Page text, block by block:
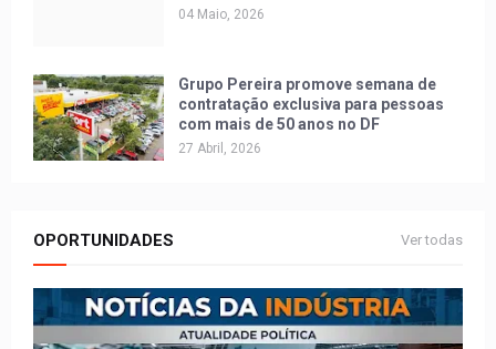
04 Maio, 2026
Grupo Pereira promove semana de
contratação exclusiva para pessoas
com mais de 50 anos no DF
27 Abril, 2026
OPORTUNIDADES Ver todas